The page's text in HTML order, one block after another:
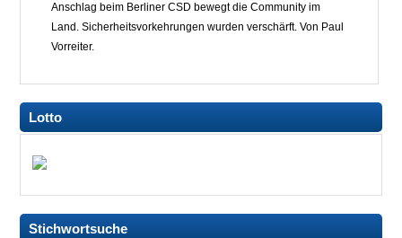
Anschlag beim Berliner CSD bewegt die Community im
Land. Sicherheitsvorkehrungen wurden verschärft. Von Paul
Vorreiter.
Lotto
Stichwortsuche